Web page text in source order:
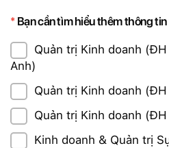
Bạn cần tìm hiểu thêm thông
Quản trị Kinh doanh
Anh)
Quản trị Kinh doanh
Quản trị Kinh doanh
Kinh doanh & Quản trị